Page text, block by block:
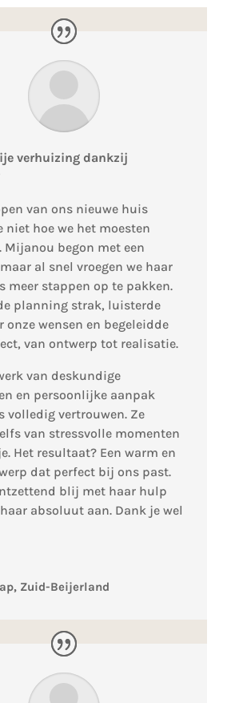
verhuizing dankzij
van ons nieuwe huis
niet hoe we het moesten
Mijanou begon met een
al snel vroegen we haar
meer stappen op te pakken.
planning strak, luisterde
onze wensen en begeleidde
van ontwerp tot realisatie.
van deskundige
en persoonlijke aanpak
volledig vertrouwen. Ze
van stressvolle momenten
Het resultaat? Een warm en
dat perfect bij ons past.
blij met haar hulp
absoluut aan. Dank je wel
Zuid-Beijerland